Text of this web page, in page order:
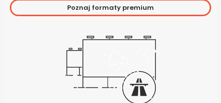
Poznaj formaty premium